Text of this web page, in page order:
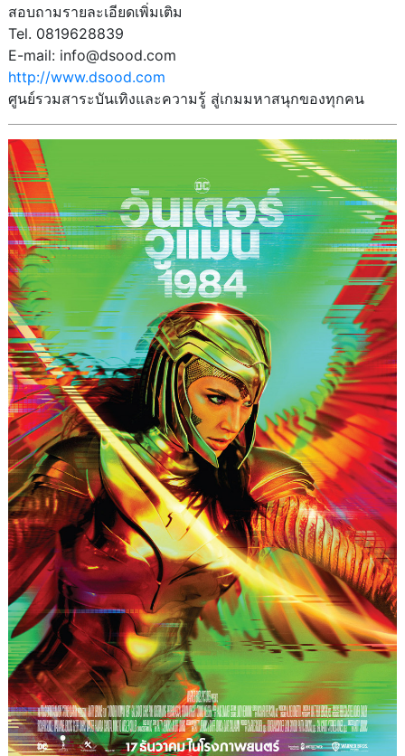
สอบถามรายละเอียดเพิ่มเติม
Tel. 0819628839
E-mail: info@dsood.com
http://www.dsood.com
ศูนย์รวมสาระบันเทิงและความรู้ สู่เกมมหาสนุกของทุกคน